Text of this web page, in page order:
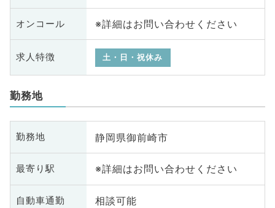
オンコール ※詳細はお問い合わせください
求人特徴 土・日・祝休み
勤務地
勤務地 静岡県御前崎市
最寄り駅 ※詳細はお問い合わせください
自動車通勤 相談可能